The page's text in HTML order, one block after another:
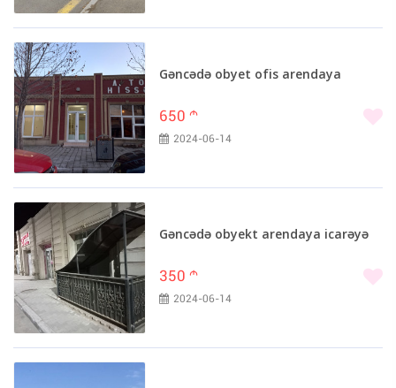
Gəncədə obyet ofis arendaya
650 m
2024-06-14
Gəncədə obyekt arendaya icarəyə
350 m
2024-06-14